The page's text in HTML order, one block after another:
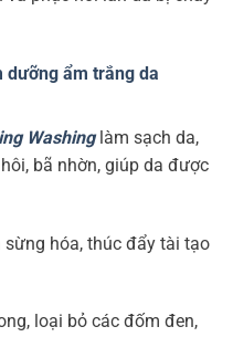
dưỡng ẩm trắng da
Washinglàm sạch da,
bã nhờn, giúp da được
sừng hóa, thúc đẩy tài tạo
loại bỏ các đốm đen,